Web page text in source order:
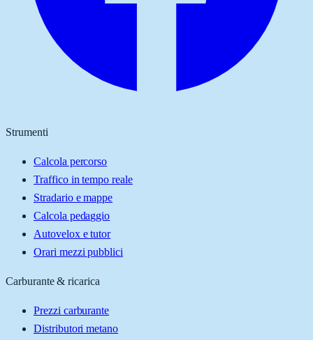
Strumenti
Calcola percorso
Traffico in tempo reale
Stradario e mappe
Calcola pedaggio
Autovelox e tutor
Orari mezzi pubblici
Carburante & ricarica
Prezzi carburante
Distributori metano